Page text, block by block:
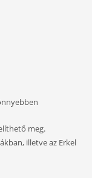
meg.
illetve az Erkel